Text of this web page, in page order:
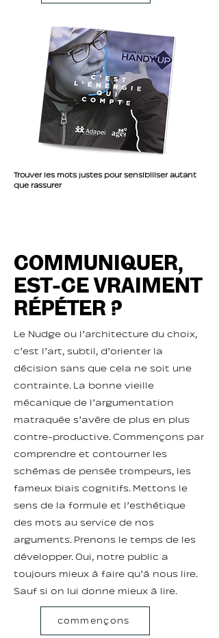
Trouver les mots justes pour sensibiliser autant
que rassurer
COMMUNIQUER,
EST-CE VRAIMENT
RÉPÉTER ?
Le Nudge ou l’architecture du choix,
c’est l’art, subtil, d’orienter la
décision sans que cela ne soit une
contrainte. La bonne vieille
mécanique de l’argumentation
matraquée s’avère de plus en plus
contre-productive. Commençons par
comprendre et contourner les
schémas de pensée trompeurs, les
fameux biais cognitifs. Mettons le
sens de la formule et l’esthétique
des mots au service de nos
arguments. Prenons le temps de les
développer. Oui, notre public a
toujours mieux à faire qu’à nous lire.
Sauf si on lui donne mieux à lire.
commençons